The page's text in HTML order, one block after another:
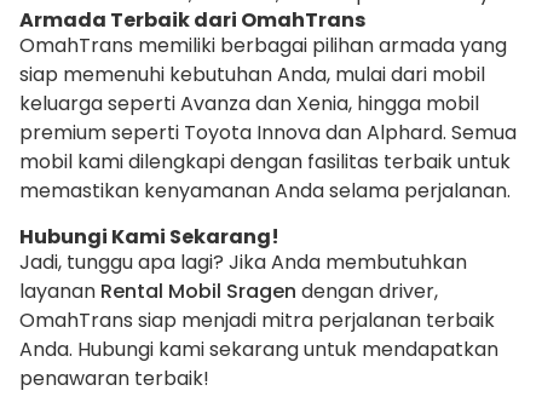
Armada Terbaik dari OmahTrans
OmahTrans memiliki berbagai pilihan armada yang
siap memenuhi kebutuhan Anda, mulai dari mobil
keluarga seperti Avanza dan Xenia, hingga mobil
premium seperti Toyota Innova dan Alphard. Semua
mobil kami dilengkapi dengan fasilitas terbaik untuk
memastikan kenyamanan Anda selama perjalanan.
Hubungi Kami Sekarang!
Jadi, tunggu apa lagi? Jika Anda membutuhkan
layanan Rental Mobil Sragen dengan driver,
OmahTrans siap menjadi mitra perjalanan terbaik
Anda. Hubungi kami sekarang untuk mendapatkan
penawaran terbaik!